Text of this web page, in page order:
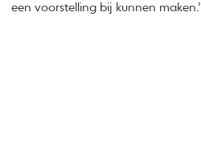
een voorstelling bij kunnen maken.’